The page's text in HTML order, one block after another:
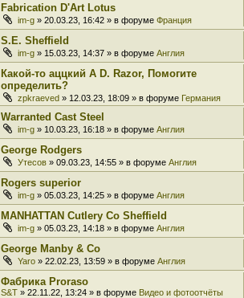
Fabrication D'Art Lotus
im-g » 20.03.23, 16:42 » в форуме Франция
S.E. Sheffield
im-g » 15.03.23, 14:37 » в форуме Англия
Какой-то аццкий A D. Razor, Помогите
определить?
zpkraeved » 12.03.23, 18:09 » в форуме Германия
Warranted Cast Steel
im-g » 10.03.23, 16:18 » в форуме Англия
George Rodgers
Утесов » 09.03.23, 14:55 » в форуме Англия
Rogers superior
im-g » 05.03.23, 14:25 » в форуме Англия
MANHATTAN Cutlery Co Sheffield
im-g » 05.03.23, 14:18 » в форуме Англия
George Manby & Co
Yaro » 22.02.23, 13:59 » в форуме Англия
Фабрика Proraso
S&T » 22.11.22, 13:24 » в форуме Видео и фотоотчёты